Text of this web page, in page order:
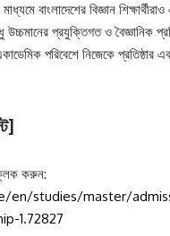
বাংলাদেশের বিজ্ঞান
প্রযুক্তিগত ও বৈজ্ঞানিক
পরিবেশে নিজেকে প্রতিষ্ঠার
করুন:
en/studies/master/
1.72827